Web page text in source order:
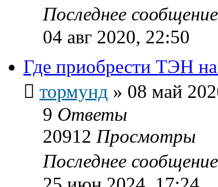
Последнее
04 авг 2020, 22:50
Где приобрести ТЭН на
тормунд » 08 май
9 Ответы
20912 Просмотры
Последнее